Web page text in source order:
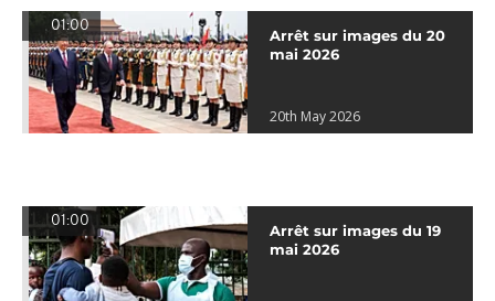
01:00
Arrêt sur images du 20
mai 2026
20th May 2026
01:00
Arrêt sur images du 19
mai 2026